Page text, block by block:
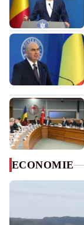
ECONOMIE